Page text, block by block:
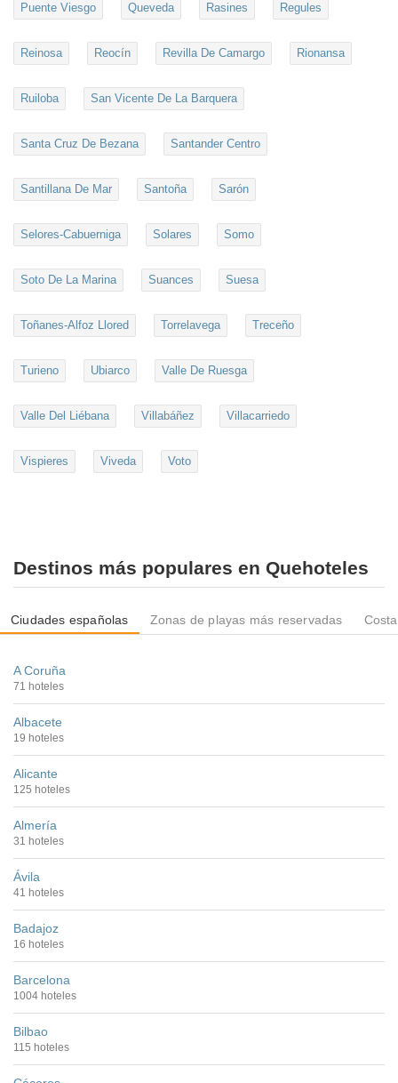
Puente Viesgo Queveda Rasines Regules
Reinosa Reocín Revilla De Camargo Rionansa
Ruiloba San Vicente De La Barquera
Santa Cruz De Bezana Santander Centro
Santillana De Mar Santoña Sarón
Selores-Cabuerniga Solares Somo
Soto De La Marina Suances Suesa
Toñanes-Alfoz Llored Torrelavega Treceño
Turieno Ubiarco Valle De Ruesga
Valle Del Liébana Villabáñez Villacarriedo
Vispieres Viveda Voto
Destinos más populares en Quehoteles
Ciudades españolas Zonas de playas más reservadas
A Coruña
71 hoteles
Albacete
19 hoteles
Alicante
125 hoteles
Almería
31 hoteles
Ávila
41 hoteles
Badajoz
16 hoteles
Barcelona
1004 hoteles
Bilbao
115 hoteles